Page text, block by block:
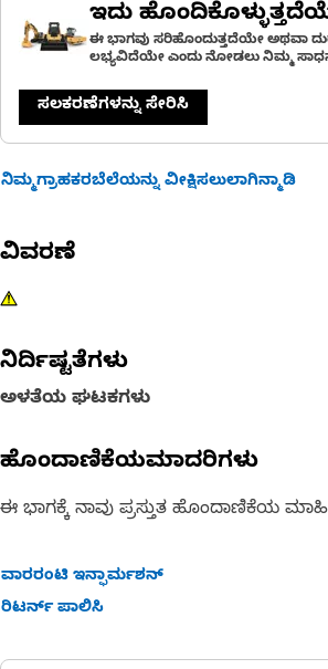
ಇದು
ಈ ಭಾಗವು ಸರಿಹೊಂದುತ್ತದೆಯೇ ಅಥವಾ
ಲಭ್ಯವಿದೆಯೇ ಎಂದು ನೋಡಲು ನಿಮ್ಮ
ಸಲಕರಣೆಗಳನ್ನು ಸೇರಿಸಿ
ನಿಮ್ಮಗ್ರಾಹಕರಬೆಲೆಯನ್ನು ವೀಕ್ಷಿಸಲುಲಾಗಿನ್ಮಾಡಿ
ವಿವರಣೆ
ನಿರ್ದಿಷ್ಟತೆಗಳು
ಅಳತೆಯ ಘಟಕಗಳು
ಹೊಂದಾಣಿಕೆಯಮಾದರಿಗಳು
ಈ ಭಾಗಕ್ಕೆ ನಾವು ಪ್ರಸ್ತುತ ಹೊಂದಾಣಿಕೆಯ
ವಾರರಂಟಿ ಇನ್ಫಾರ್ಮಶನ್
ರಿಟರ್ನ್ ಪಾಲಿಸಿ